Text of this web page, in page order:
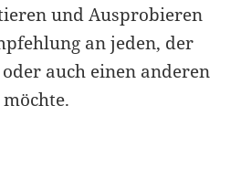
und Ausprobieren
an jeden, der
auch einen anderen